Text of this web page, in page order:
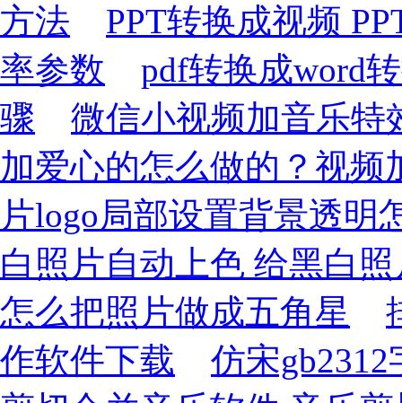
方法
PPT转换成视频
率参数
pdf转换成word
骤
微信小视频加音乐特
加爱心的怎么做的？视频
片logo局部设置背景透明
白照片自动上色 给黑白
怎么把照片做成五角星
作软件下载
仿宋